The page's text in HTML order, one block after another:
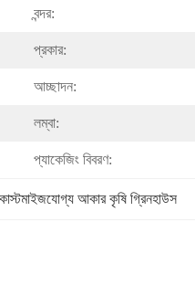
বন্দর:
প্রকার:
আচ্ছাদন:
লম্বা:
প্যাকেজিং বিবরণ:
কাস্টমাইজযোগ্য আকার কৃষি গ্রিনহাউস